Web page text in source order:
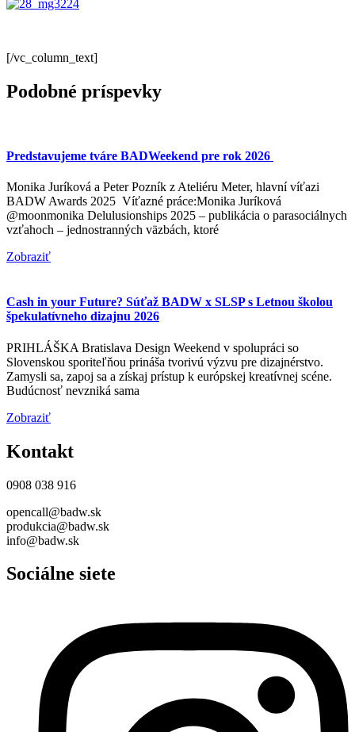
[/vc_column_text]
Podobné príspevky
Predstavujeme tváre BADWeekend pre rok 2026
Monika Juríková a Peter Pozník z Ateliéru Meter, hlavní víťazi
BADW Awards 2025 Víťazné práce:Monika Juríková
@moonmonika Delulusionships 2025 – publikácia o parasociálnych
vzťahoch – jednostranných väzbách, ktoré
Zobraziť
Cash in your Future? Súťaž BADW x SLSP s Letnou školou
špekulatívneho dizajnu 2026
PRIHLÁŠKA Bratislava Design Weekend v spolupráci so
Slovenskou sporiteľňou prináša tvorivú výzvu pre dizajnérstvo.
Zamysli sa, zapoj sa a získaj prístup k európskej kreatívnej scéne.
Budúcnosť nevzniká sama
Zobraziť
Kontakt
0908 038 916
opencall@badw.sk
produkcia@badw.sk
info@badw.sk
Sociálne siete